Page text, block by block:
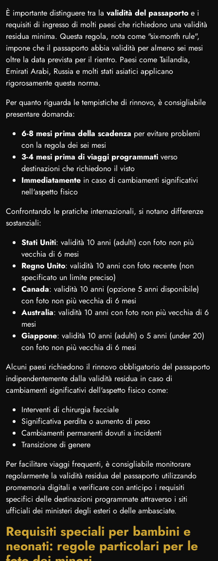
È importante distinguere tra la validità del passaporto e i
requisiti di ingresso di molti paesi che richiedono una validità
residua minima. Questa regola, nota come "six-month rule",
impone che il passaporto abbia validità per almeno sei mesi
oltre la data prevista per il rientro. Paesi come Tailandia,
Emirati Arabi, Russia e molti stati asiatici applicano
rigorosamente questa norma.
Per quanto riguarda le tempistiche di rinnovo, è consigliabile
presentare domanda:
6-8 mesi prima della scadenza per evitare problemi
con la regola dei sei mesi
3-4 mesi prima di viaggi programmati verso
destinazioni che richiedono il visto
Immediatamente in caso di cambiamenti significativi
nell'aspetto fisico
Confrontando le pratiche internazionali, si notano differenze
sostanziali:
Stati Uniti: validità 10 anni (adulti) con foto non più
vecchia di 6 mesi
Regno Unito: validità 10 anni con foto recente (non
specificato un limite preciso)
Canada: validità 10 anni (opzione 5 anni disponibile)
con foto non più vecchia di 6 mesi
Australia: validità 10 anni con foto non più vecchia di 6
mesi
Giappone: validità 10 anni (adulti) o 5 anni (under 20)
con foto non più vecchia di 6 mesi
Alcuni paesi richiedono il rinnovo obbligatorio del passaporto
indipendentemente dalla validità residua in caso di
cambiamenti significativi dell'aspetto fisico come:
Interventi di chirurgia facciale
Significativa perdita o aumento di peso
Cambiamenti permanenti dovuti a incidenti
Transizione di genere
Per facilitare viaggi frequenti, è consigliabile monitorare
regolarmente la validità residua del passaporto utilizzando
promemoria digitali e verificare con anticipo i requisiti
specifici delle destinazioni programmate attraverso i siti
ufficiali dei ministeri degli esteri o delle ambasciate.
Requisiti speciali per bambini e
neonati: regole particolari per le